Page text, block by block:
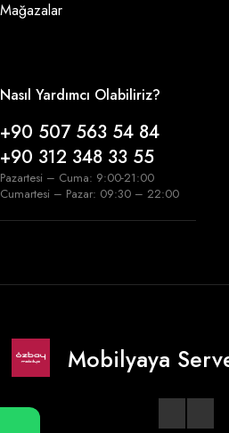
Mağazalar
Nasıl Yardımcı Olabiliriz?
+90 507 563 54 84
+90 312 348 33 55
Pazartesi – Cuma: 9:00-21:00
Cumartesi – Pazar: 09:30 – 22:00
Mobilyaya